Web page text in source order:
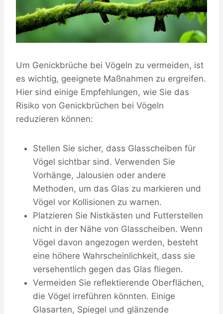
Um Genickbrüche bei Vögeln zu vermeiden, ist
es wichtig, geeignete Maßnahmen zu ergreifen.
Hier sind einige Empfehlungen, wie Sie das
Risiko von Genickbrüchen bei Vögeln
reduzieren können:
Stellen Sie sicher, dass Glasscheiben für
Vögel sichtbar sind. Verwenden Sie
Vorhänge, Jalousien oder andere
Methoden, um das Glas zu markieren und
Vögel vor Kollisionen zu warnen.
Platzieren Sie Nistkästen und Futterstellen
nicht in der Nähe von Glasscheiben. Wenn
Vögel davon angezogen werden, besteht
eine höhere Wahrscheinlichkeit, dass sie
versehentlich gegen das Glas fliegen.
Vermeiden Sie reflektierende Oberflächen,
die Vögel irreführen könnten. Einige
Glasarten, Spiegel und glänzende